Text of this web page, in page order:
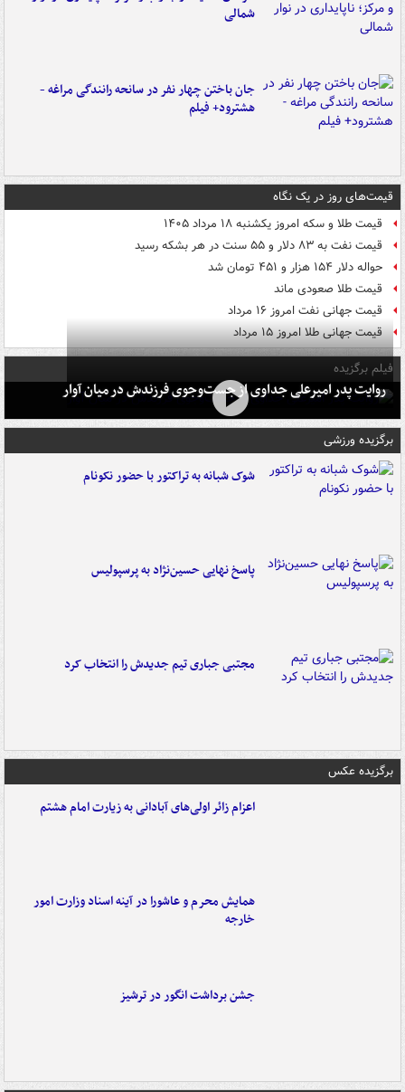
شمالی
جان باختن چهار نفر در سانحه رانندگی مراغه -
هشترود+ فیلم
قیمت‌های روز در یک نگاه
قیمت طلا و سکه امروز یکشنبه ۱۸ مرداد ۱۴۰۵
قیمت نفت به ۸۳ دلار و ۵۵ سنت در هر بشکه رسید
حواله دلار ۱۵۴ هزار و ۴۵۱ تومان شد
قیمت طلا صعودی ماند
قیمت جهانی نفت امروز ۱۶ مرداد
قیمت جهانی طلا امروز ۱۵ مرداد
فیلم برگزیده
روایت پدر امیرعلی جداوی از جست‌وجوی فرزندش در میان آوار
برگزیده ورزشی
شوک شبانه به تراکتور با حضور نکونام
پاسخ نهایی حسین‌نژاد به پرسپولیس
مجتبی جباری تیم جدیدش را انتخاب کرد
برگزیده عکس
اعزام زائر اولی‌های آبادانی به زیارت امام هشتم
همایش محرم و عاشورا در آینه اسناد وزارت امور
خارجه
جشن برداشت انگور در ترشیز